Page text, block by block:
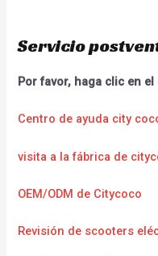
Servicio
Por favor, haga clic en el
Centro de ayuda city
visita a la fábrica de
OEM/ODM de Citycoco
Revisión de scooters